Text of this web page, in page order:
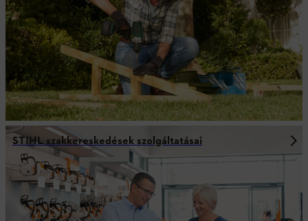
STIHL szakkereskedések szolgáltatásai